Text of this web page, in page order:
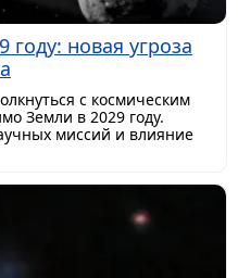
новая угроза
с космическим
Земли в 2029 году.
миссий и влияние